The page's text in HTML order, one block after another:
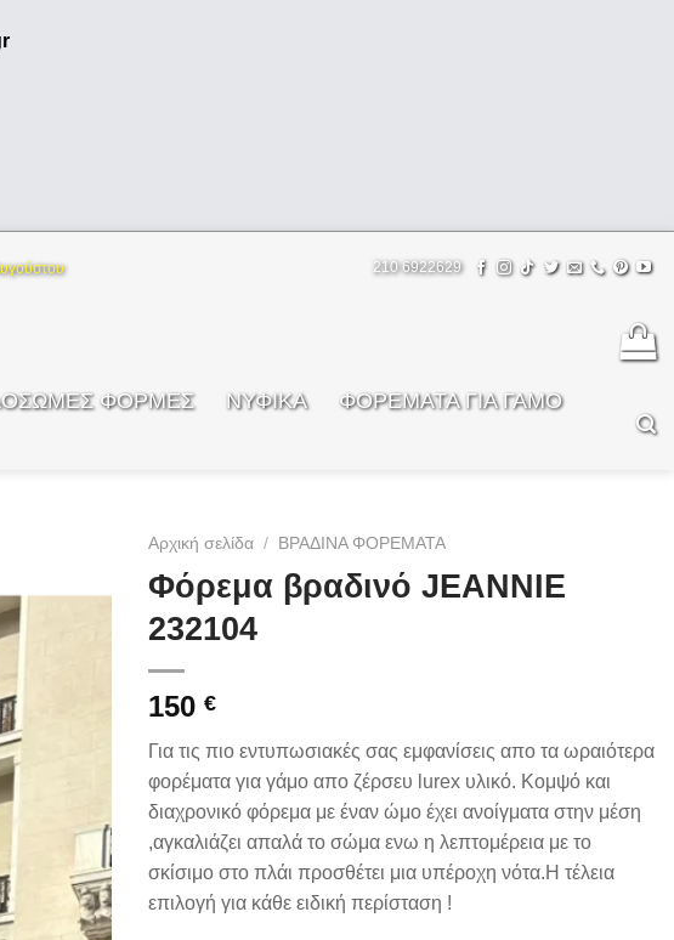
210 6922629
ΦΟΡΜΕΣ ΝΥΦΙΚΑ
ΦOΡΕΜΑΤΑ ΓΙΑ ΓΑΜΟ
Add to
Αρχική σελίδα / ΒΡΑΔΙΝΑ ΦΟΡΕΜΑΤΑ
Φόρεμα βραδινό JEANNIE
232104
150 €
Για τις πιο εντυπωσιακές σας εμφανίσεις απο τα ωραιότερα
φορέματα για γάμο απο ζέρσευ lurex υλικό. Κομψό και
διαχρονικό φόρεμα με έναν ώμο έχει ανοίγματα στην μέση
,αγκαλιάζει απαλά το σώμα ενω η λεπτομέρεια με το
σκίσιμο στο πλάι προσθέτει μια υπέροχη νότα.Η τέλεια
επιλογή για κάθε ειδική περίσταση !